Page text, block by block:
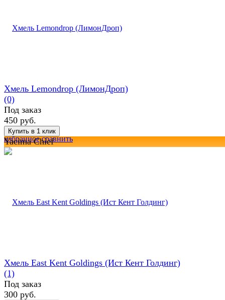
избранное сравнить
Хмель Lemondrop (ЛимонДроп)
(0)
Под заказ
450 руб.
Yacima Chief
Хмель East Kent Goldings (Ист Кент Голдинг)
(1)
Под заказ
300 руб.